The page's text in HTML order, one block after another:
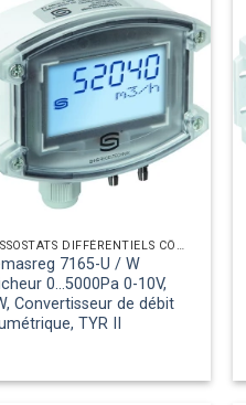
7165-U / W
0...5000Pa 0-10V,
Convertisseur de débit
TYR II